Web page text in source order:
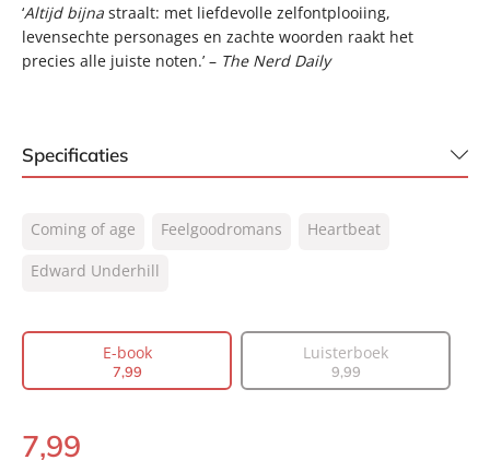
‘Altijd bijna straalt: met liefdevolle zelfontplooiing,
levensechte personages en zachte woorden raakt het
precies alle juiste noten.’ – The Nerd Daily
Specificaties
NUR:
302
Type:
Vertaler:
Marion Bruinenberg
Coming of age Feelgoodromans
Heartbeat
Edward Underhill
E-book
7,99
Luisterboek
9,99
E-
7,99